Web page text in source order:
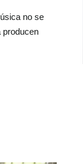
no se
producen